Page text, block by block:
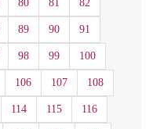
80 81 82
89 90 91
98 99 100
106 107 108
114 115 116